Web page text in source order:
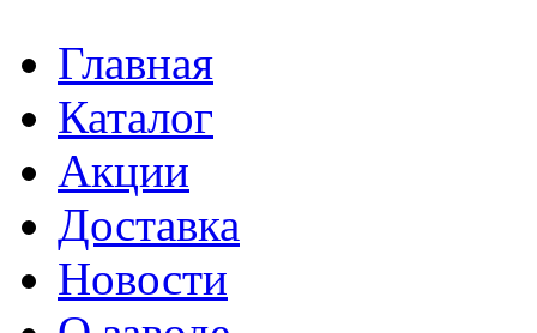
Главная
Каталог
Акции
Доставка
Новости